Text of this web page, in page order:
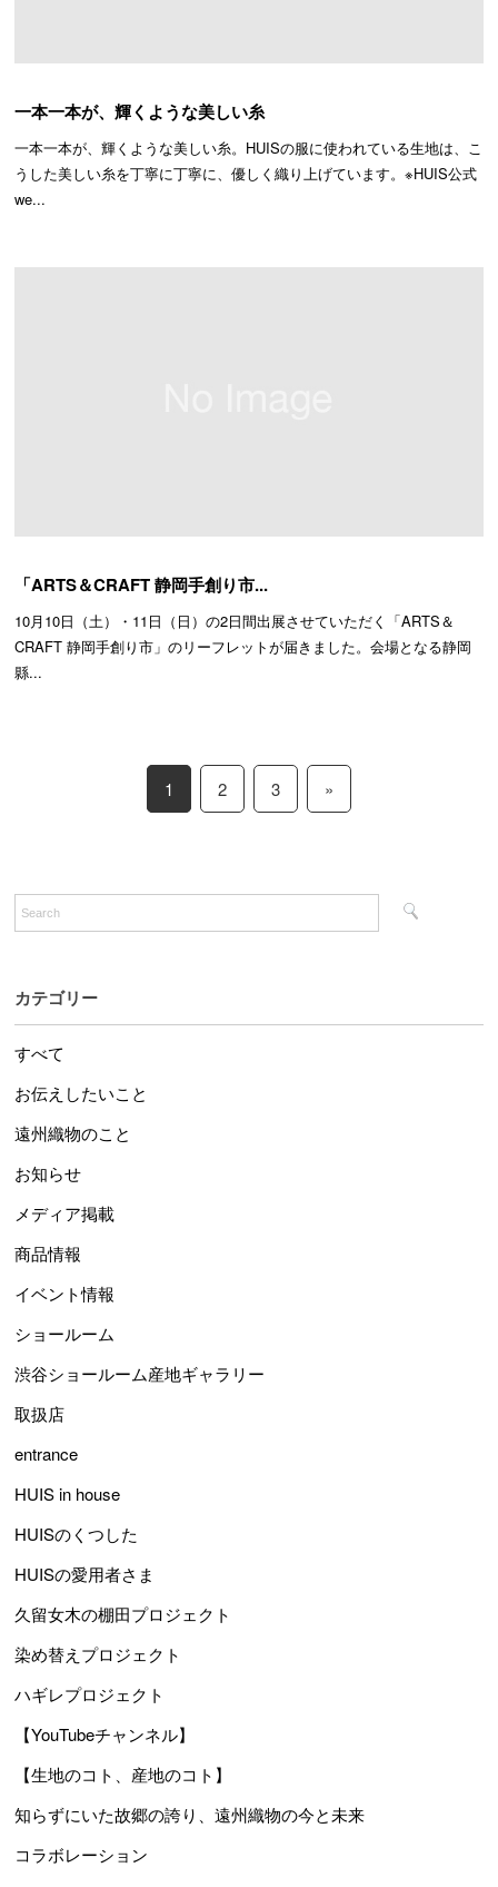
一本一本が、輝くような美しい糸
一本一本が、輝くような美しい糸。HUISの服に使われている生地は、こ
うした美しい糸を丁寧に丁寧に、優しく織り上げています。※HUIS公式
we...
「ARTS＆CRAFT 静岡手創り市...
10月10日（土）・11日（日）の2日間出展させていただく「ARTS＆
CRAFT 静岡手創り市」のリーフレットが届きました。会場となる静岡
縣...
1 2 3 »
カテゴリー
すべて
お伝えしたいこと
遠州織物のこと
お知らせ
メディア掲載
商品情報
イベント情報
ショールーム
渋谷ショールーム産地ギャラリー
取扱店
entrance
HUIS in house
HUISのくつした
HUISの愛用者さま
久留女木の棚田プロジェクト
染め替えプロジェクト
ハギレプロジェクト
【YouTubeチャンネル】
【生地のコト、産地のコト】
知らずにいた故郷の誇り、遠州織物の今と未来
コラボレーション